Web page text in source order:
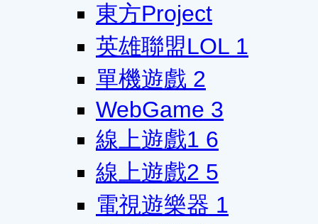
東方Project
英雄聯盟LOL 1
單機遊戲 2
WebGame 3
線上遊戲1 6
線上遊戲2 5
電視遊樂器 1